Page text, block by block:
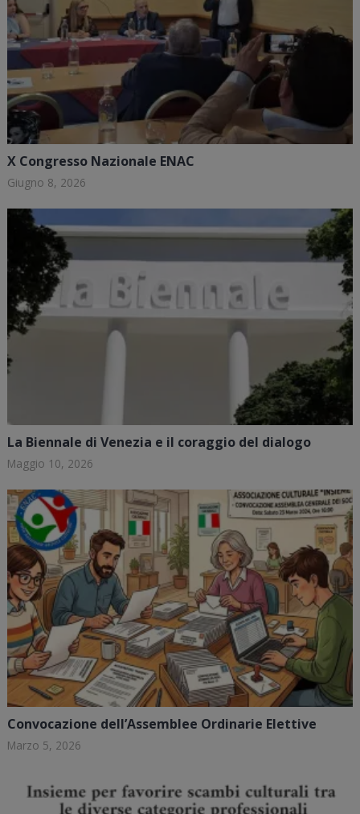
X Congresso Nazionale ENAC
Giugno 8, 2026
La Biennale di Venezia e il coraggio del dialogo
Maggio 10, 2026
Convocazione dell’Assemblee Ordinarie Elettive
Marzo 5, 2026